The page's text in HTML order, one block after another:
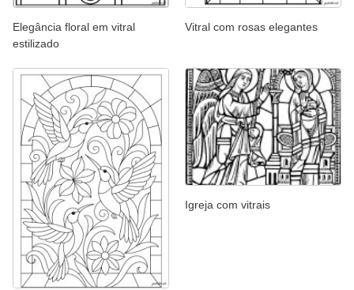
Elegância floral em vitral
estilizado
Vitral com rosas elegantes
Igreja com vitrais